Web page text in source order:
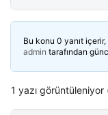
Bu konu 0 yanıt
admin tarafından
1 yazı görüntüleniyor